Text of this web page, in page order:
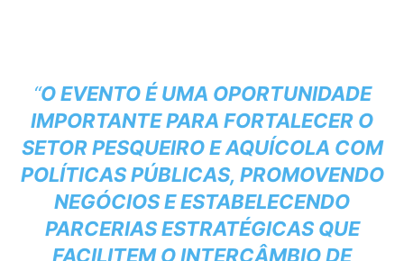
“O EVENTO É UMA OPORTUNIDADE
IMPORTANTE PARA FORTALECER O
SETOR PESQUEIRO E AQUÍCOLA COM
POLÍTICAS PÚBLICAS, PROMOVENDO
NEGÓCIOS E ESTABELECENDO
PARCERIAS ESTRATÉGICAS QUE
FACILITEM O INTERCÂMBIO DE